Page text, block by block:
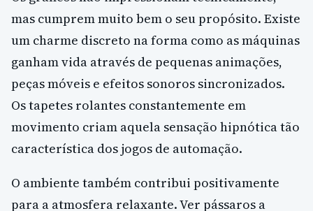
mas cumprem muito bem o seu propósito. Existe
um charme discreto na forma como as máquinas
ganham vida através de pequenas animações,
peças móveis e efeitos sonoros sincronizados.
Os tapetes rolantes constantemente em
movimento criam aquela sensação hipnótica tão
característica dos jogos de automação.
O ambiente também contribui positivamente
para a atmosfera relaxante. Ver pássaros a